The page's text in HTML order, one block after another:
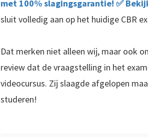
met 100% slagingsgarantie! ✅
sluit volledig aan op het huidige CBR
Dat merken niet alleen wij, maar ook
review dat de vraagstelling in het
videocursus. Zij slaagde afgelopen
studeren!